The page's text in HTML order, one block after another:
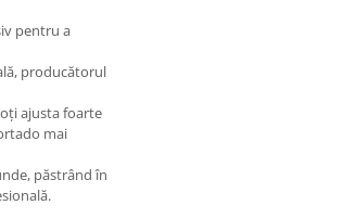
pentru a
producătorul
ajusta foarte
mai
păstrând în